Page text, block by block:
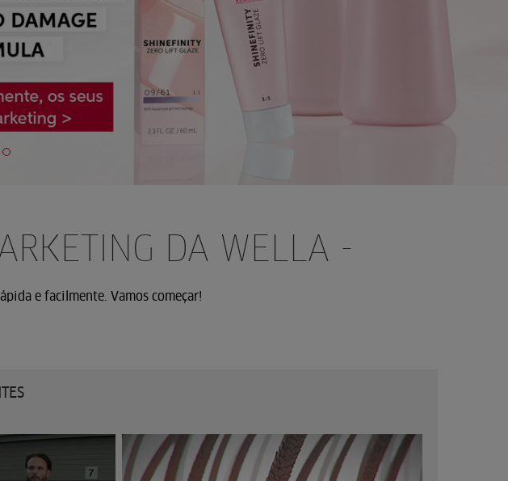
DA WELLA -
e facilmente. Vamos começar!